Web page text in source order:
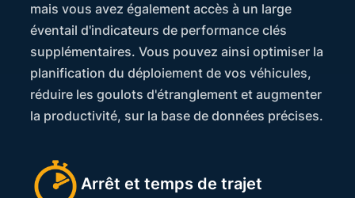
mais vous avez également accès à un large
éventail d'indicateurs de performance clés
supplémentaires. Vous pouvez ainsi optimiser la
planification du déploiement de vos véhicules,
réduire les goulots d'étranglement et augmenter
la productivité, sur la base de données précises.
Arrêt et temps de trajet